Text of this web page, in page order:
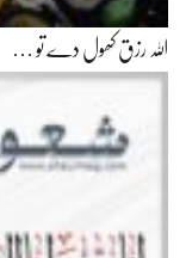
اللہ رزق کھول دے تو …